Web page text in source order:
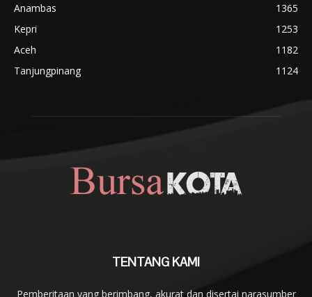
Anambas
1365
Kepri
1253
Aceh
1182
Tanjungpinang
1124
TENTANG KAMI
Pemberitaan yang berimbang, akurat dan disertai narasumber